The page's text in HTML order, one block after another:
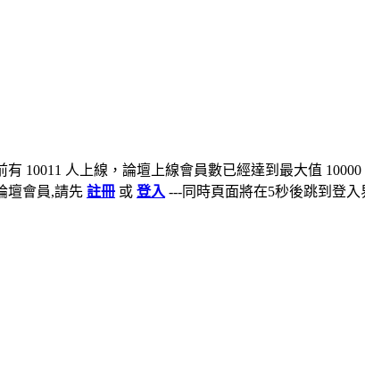
有 10011 人上線，論壇上線會員數已經達到最大值
壇會員,請先 註冊 或 登入 ---同時頁面將在5秒後跳到登入